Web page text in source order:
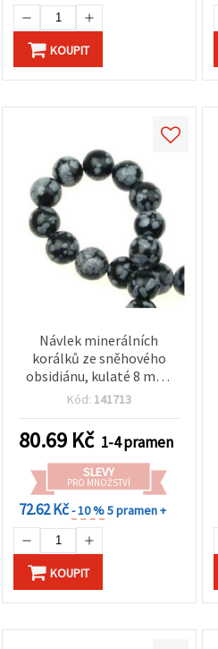
KOUPIT
Návlek minerálních
korálků ze sněhového
obsidiánu, kulaté 8 mm,
černé s bílými skvrnami,
Kód: 141713
80.69 Kč 1-4 pramen
SLEVY
PRO MNOŽSTVÍ
72.62 Kč- 10 %5 pramen +
KOUPIT